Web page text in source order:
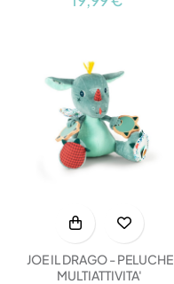
JOE IL DRAGO - PELUCHE
MULTIATTIVITA'